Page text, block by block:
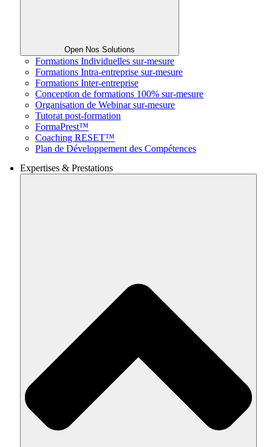
Open Nos Solutions
Formations Individuelles sur-mesure
Formations Intra-entreprise sur-mesure
Formations Inter-entreprise
Conception de formations 100% sur-mesure
Organisation de Webinar sur-mesure
Tutorat post-formation
FormaPrest™
Coaching RESET™
Plan de Développement des Compétences
Expertises & Prestations